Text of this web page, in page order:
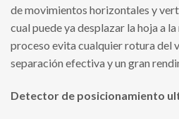
de movimientos horizontales y
cual puede ya desplazar la hoja a
proceso evita cualquier rotura del
separación efectiva y un gran
Detector de posicionamiento